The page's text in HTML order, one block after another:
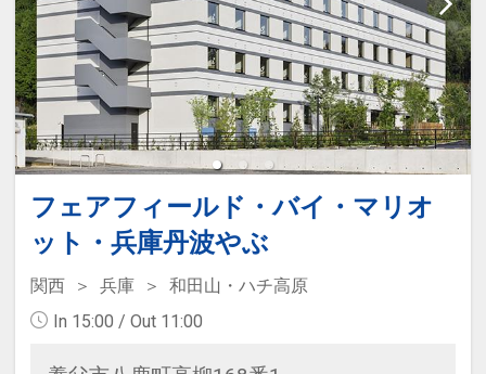
フェアフィールド・バイ・マリオ
ット・兵庫丹波やぶ
関西 兵庫
和田山・ハチ高原
In 15:00 / Out 11:00